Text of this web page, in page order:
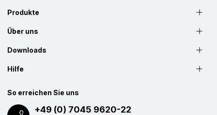
Produkte
Über uns
Downloads
Hilfe
So erreichen Sie uns
+49 (0) 7045 9620-22